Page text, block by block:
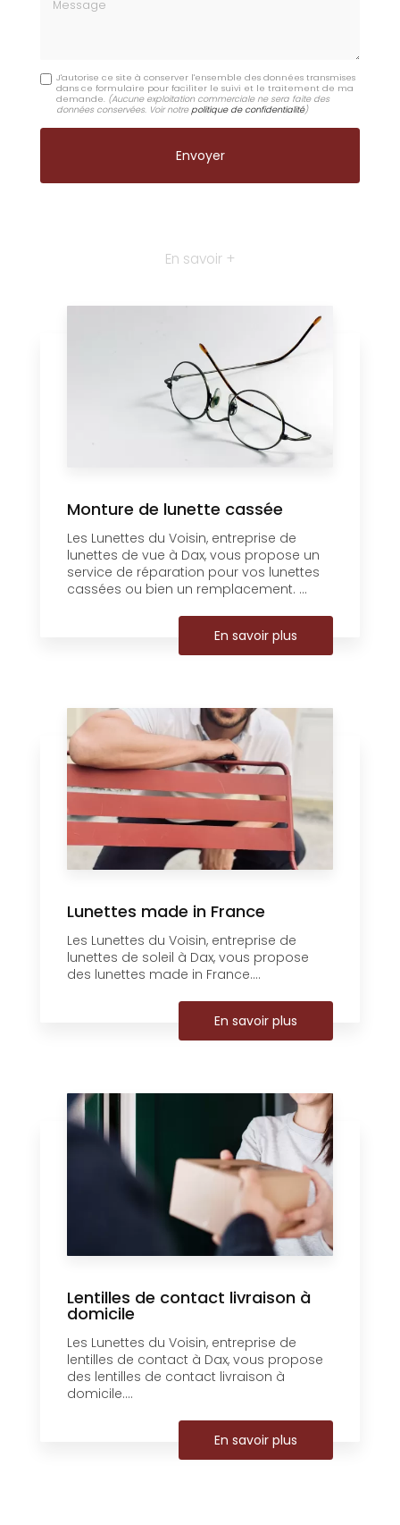
J'autorise ce site à conserver l'ensemble des données transmises
dans ce formulaire pour faciliter le suivi et le traitement de ma
demande. (Aucune exploitation commerciale ne sera faite des
données conservées. Voir notrepolitique de confidentialité)
En savoir +
Monture de lunette cassée
Les Lunettes du Voisin, entreprise de
lunettes de vue à Dax, vous propose un
service de réparation pour vos lunettes
cassées ou bien un remplacement. ...
En savoir plus
Lunettes made in France
Les Lunettes du Voisin, entreprise de
lunettes de soleil à Dax, vous propose
des lunettes made in France....
En savoir plus
Lentilles de contact livraison à
domicile
Les Lunettes du Voisin, entreprise de
lentilles de contact à Dax, vous propose
des lentilles de contact livraison à
domicile....
En savoir plus